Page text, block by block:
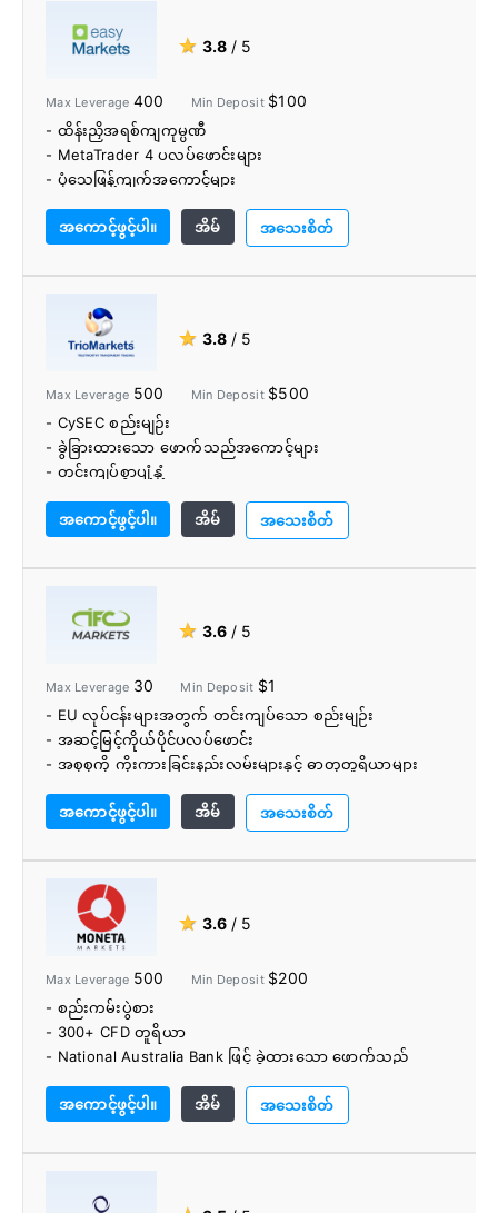
- ငွေသွင်း/ငွေထုတ်ကြေး မရှိပါ။
- အစွမ်းထက်ကုန်သွယ်ကိရိယာများ
- PAMM/MAM
- အထူးကောင်းမွန်သော ဖောက်သည်ပံ့ပိုးမှု
★ 3.8 / 5
Max Leverage 400 Min Deposit $100
- ထိန်းညှိအရစ်ကျကုမ္ပဏီ
- MetaTrader 4 ပလပ်ဖောင်းများ
- ပုံသေဖြန့်ကျက်အကောင့်များ
- ဖျက်သိမ်းခြင်း
- Inside Viewer
- အခမဲ့ရပ်တန့်ဆုံးရှုံးမှုအာမခံ
- ကုန်သွယ်မှုဗဟိုဇယားနှင့် အချက်ပြမှုများ
အကောင့်ဖွင့်ပါ။ အိမ် အသေးစိတ်
★ 3.8 / 5
Max Leverage 500 Min Deposit $500
- CySEC စည်းမျဉ်း
- ခွဲခြားထားသော ဖောက်သည်အကောင့်များ
- တင်းကျပ်စွာပျံ့နှံ့
- EA ပက်ကေ့ချ်သည် အင်္ဂါရပ်အစုံကို တိုးချဲ့သည်။
အကောင့်ဖွင့်ပါ။ အိမ် အသေးစိတ်
★ 3.6 / 5
Max Leverage 30 Min Deposit $1
- EU လုပ်ငန်းများအတွက် တင်းကျပ်သော စည်းမျဉ်း
- အဆင့်မြင့်ကိုယ်ပိုင်ပလပ်ဖောင်း
- အစုစုကို ကိုးကားခြင်းနည်းလမ်းများနှင့် ဓာတုတူရိယာများ
အကောင့်ဖွင့်ပါ။
အိမ် အသေးစိတ်
★ 3.6 / 5
Max Leverage 500 Min Deposit $200
- စည်းကမ်းပွဲစား
- 300+ CFD တူရိယာ
- National Australia Bank ဖြင့် ခွဲထားသော ဖောက်သည်
- ပြီးပြည့်စုံပြီး အသုံးပြုရလွယ်ကူသော Moneta Markets ဝဘ်
- စျေးကွက်ခံစားချက်များနှင့် စျေးကွက်သတင်းများ အပါအဝင်
- ပညာရေးဆိုင်ရာ ပစ္စည်းမျိုးစုံ
အကောင့်ဖွင့်ပါ။ အိမ် အသေးစိတ်